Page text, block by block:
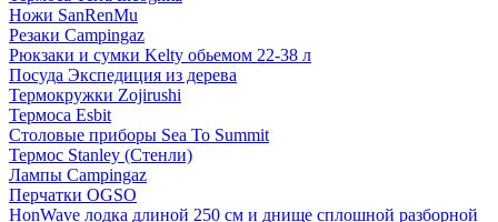
Ножи SanRenMu
Резаки Campingaz
Рюкзаки и сумки Kelty обьемом 22-38 л
Посуда Экспедиция из дерева
Термокружки Zojirushi
Термоса Esbit
Столовые приборы Sea To Summit
Термос Stanley (Стенли)
Лампы Campingaz
Перчатки OGSO
HonWave лодка длиной 250 см и днище сплошной разборной